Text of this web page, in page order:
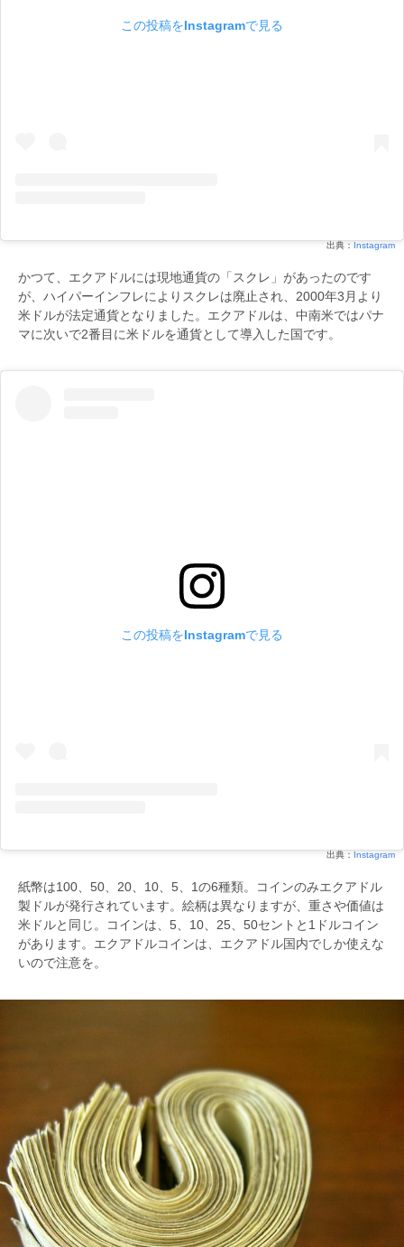
この投稿をInstagramで見る
出典： Instagram
かつて、エクアドルには現地通貨の「スクレ」があったのです
が、ハイパーインフレによりスクレは廃止され、2000年3月より
米ドルが法定通貨となりました。エクアドルは、中南米ではパナ
マに次いで2番目に米ドルを通貨として導入した国です。
この投稿をInstagramで見る
出典： Instagram
紙幣は100、50、20、10、5、1の6種類。コインのみエクアドル
製ドルが発行されています。絵柄は異なりますが、重さや価値は
米ドルと同じ。コインは、5、10、25、50セントと1ドルコイン
があります。エクアドルコインは、エクアドル国内でしか使えな
いので注意を。